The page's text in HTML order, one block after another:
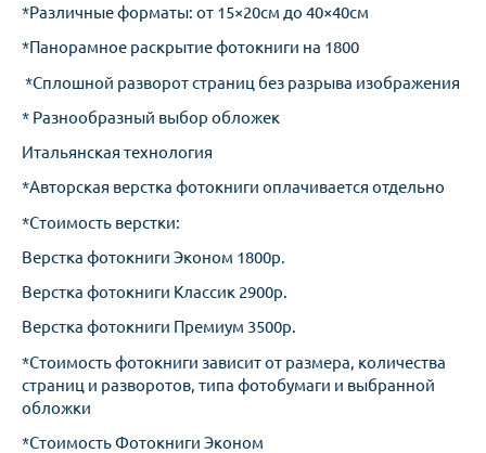
*Различные форматы: от 15×20см до 40×40см
*Панорамное раскрытие фотокниги на 1800
*Сплошной разворот страниц без разрыва изображения
* Разнообразный выбор обложек
Итальянская технология
*Авторская верстка фотокниги оплачивается отдельно
*Стоимость верстки:
Верстка фотокниги Эконом 1800р.
Верстка фотокниги Классик 2900р.
Верстка фотокниги Премиум 3500р.
*Стоимость фотокниги зависит от размера, количества
страниц и разворотов, типа фотобумаги и выбранной
обложки
*Стоимость Фотокниги Эконом